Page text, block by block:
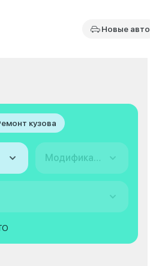
Новые авто
кузова
Модификация